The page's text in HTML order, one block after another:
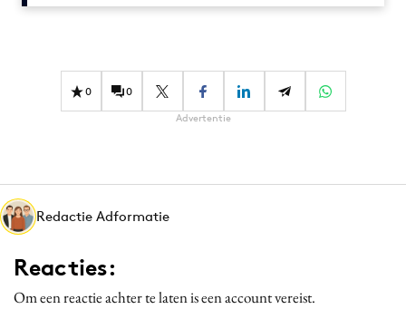
Diversiteit
Interne communicatie
Martech
Media
Merkstrategie
PR
0 0
Advertentie
Redactie Adformatie
Reacties:
Om een reactie achter te laten is een account vereist.